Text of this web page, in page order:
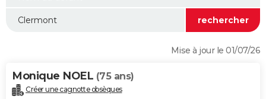
WEEK-END
Alimentation
Guide de la santé
Maladies
Médicaments
Sommeil
VOYAGE
Mise à jour le 01/07/26
Monique NOEL (75 ans)
Créer une cagnotte obsèques